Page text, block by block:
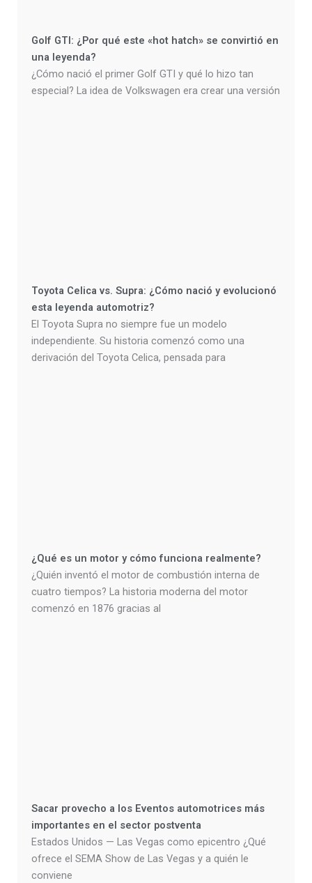
Golf GTI: ¿Por qué este «hot hatch» se convirtió en
una leyenda?
¿Cómo nació el primer Golf GTI y qué lo hizo tan
especial? La idea de Volkswagen era crear una versión
Toyota Celica vs. Supra: ¿Cómo nació y evolucionó
esta leyenda automotriz?
El Toyota Supra no siempre fue un modelo
independiente. Su historia comenzó como una
derivación del Toyota Celica, pensada para
¿Qué es un motor y cómo funciona realmente?
¿Quién inventó el motor de combustión interna de
cuatro tiempos? La historia moderna del motor
comenzó en 1876 gracias al
Sacar provecho a los Eventos automotrices más
importantes en el sector postventa
Estados Unidos — Las Vegas como epicentro ¿Qué
ofrece el SEMA Show de Las Vegas y a quién le
conviene